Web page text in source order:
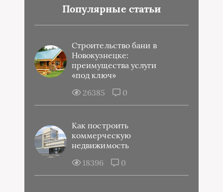
Популярные статьи
Строительство бани в
Новокузнецке:
преимущества услуги
«под ключ»
26385
0
Как построить
коммерческую
недвижимость
18396
0